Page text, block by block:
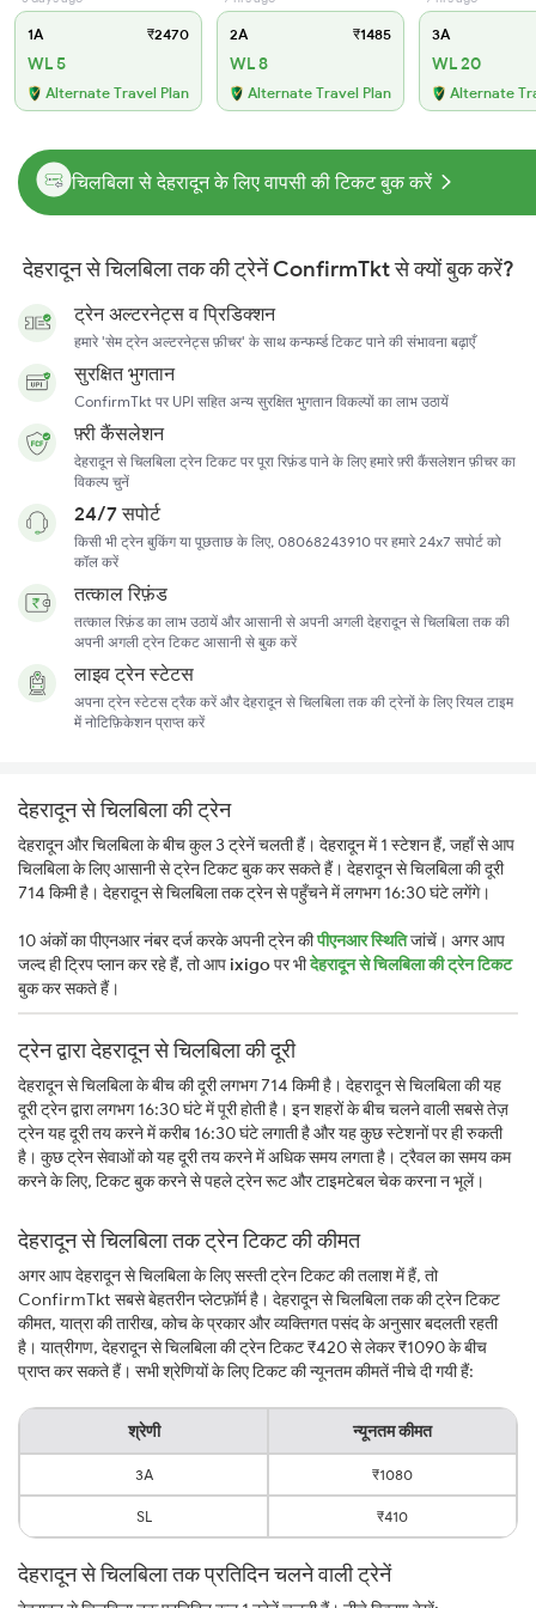
1A ₹2470
WL 5
Alternate Travel Plan
2A ₹1485
WL 8
Alternate Travel Plan
3A
WL 20
Alternate
चिलबिला से देहरादून के लिए वापसी की टिकट बुक करें
देहरादून से चिलबिला तक की ट्रेनें ConfirmTkt से क्यों बुक करें?
ट्रेन अल्टरनेट्स व प्रिडिक्शन
हमारे 'सेम ट्रेन अल्टरनेट्स फ़ीचर' के साथ कन्फर्म्ड टिकट पाने की संभावना बढ़ाएँ
सुरक्षित भुगतान
ConfirmTkt पर UPI सहित अन्य सुरक्षित भुगतान विकल्पों का लाभ उठायें
फ़्री कैंसलेशन
देहरादून से चिलबिला ट्रेन टिकट पर पूरा रिफ़ंड पाने के लिए हमारे फ़्री कैंसलेशन फ़ीचर का
विकल्प चुनें
24/7 सपोर्ट
किसी भी ट्रेन बुकिंग या पूछताछ के लिए, 08068243910 पर हमारे 24x7 सपोर्ट को
कॉल करें
तत्काल रिफ़ंड
तत्काल रिफ़ंड का लाभ उठायें और आसानी से अपनी अगली देहरादून से चिलबिला तक की
अपनी अगली ट्रेन टिकट आसानी से बुक करें
लाइव ट्रेन स्टेटस
अपना ट्रेन स्टेटस ट्रैक करें और देहरादून से चिलबिला तक की ट्रेनों के लिए रियल टाइम
में नोटिफ़िकेशन प्राप्त करें
देहरादून से चिलबिला की ट्रेन
देहरादून और चिलबिला के बीच कुल 3 ट्रेनें चलती हैं। देहरादून में 1 स्टेशन हैं, जहाँ से आप
चिलबिला के लिए आसानी से ट्रेन टिकट बुक कर सकते हैं। देहरादून से चिलबिला की दूरी
714 किमी है। देहरादून से चिलबिला तक ट्रेन से पहुँचने में लगभग 16:30 घंटे लगेंगे।
10 अंकों का पीएनआर नंबर दर्ज करके अपनी ट्रेन कीपीएनआर स्थितिजांचें। अगर आप
जल्द ही ट्रिप प्लान कर रहे हैं, तो आपixigoपर भीदेहरादून से चिलबिला की ट्रेन टिकट
बुक कर सकते हैं।
ट्रेन द्वारा देहरादून से चिलबिला की दूरी
देहरादून से चिलबिला के बीच की दूरी लगभग 714 किमी है। देहरादून से चिलबिला की यह
दूरी ट्रेन द्वारा लगभग 16:30 घंटे में पूरी होती है। इन शहरों के बीच चलने वाली सबसे तेज़
ट्रेन यह दूरी तय करने में करीब 16:30 घंटे लगाती है और यह कुछ स्टेशनों पर ही रुकती
है। कुछ ट्रेन सेवाओं को यह दूरी तय करने में अधिक समय लगता है। ट्रैवल का समय कम
करने के लिए, टिकट बुक करने से पहले ट्रेन रूट और टाइमटेबल चेक करना न भूलें।
देहरादून से चिलबिला तक ट्रेन टिकट की कीमत
अगर आप देहरादून से चिलबिला के लिए सस्ती ट्रेन टिकट की तलाश में हैं, तो
ConfirmTkt सबसे बेहतरीन प्लेटफ़ॉर्म है। देहरादून से चिलबिला तक की ट्रेन टिकट
कीमत, यात्रा की तारीख, कोच के प्रकार और व्यक्तिगत पसंद के अनुसार बदलती रहती
है। यात्रीगण, देहरादून से चिलबिला की ट्रेन टिकट ₹420 से लेकर ₹1090 के बीच
प्राप्त कर सकते हैं। सभी श्रेणियों के लिए टिकट की न्यूनतम कीमतें नीचे दी गयी हैं:
श्रेणी न्यूनतम कीमत
3A ₹1080
SL ₹410
देहरादून से चिलबिला तक प्रतिदिन चलने वाली ट्रेनें